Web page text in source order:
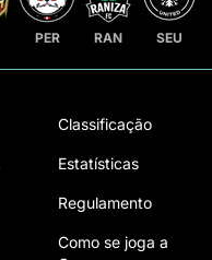
PER RAN SEU
Classificação
Estatísticas
Regulamento
Como se joga a